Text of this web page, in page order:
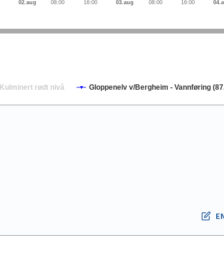
Kulminert rødt nivå Gloppenelv v/Bergheim - Vannføring
02.aug 08:00 16:00 03.aug 08:00 16:00